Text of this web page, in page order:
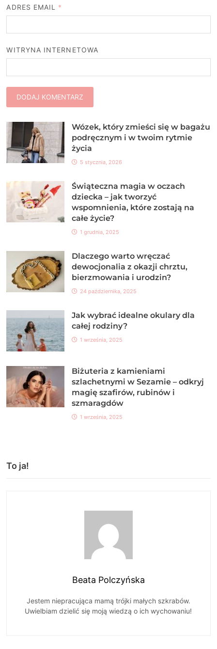
ADRES EMAIL *
WITRYNA INTERNETOWA
Wózek, który zmieści się w bagażu
podręcznym i w twoim rytmie
życia
5 stycznia, 2026
Świąteczna magia w oczach
dziecka – jak tworzyć
wspomnienia, które zostają na
całe życie?
1 grudnia, 2025
Dlaczego warto wręczać
dewocjonalia z okazji chrztu,
bierzmowania i urodzin?
24 października, 2025
Jak wybrać idealne okulary dla
całej rodziny?
1 września, 2025
Biżuteria z kamieniami
szlachetnymi w Sezamie – odkryj
magię szafirów, rubinów i
szmaragdów
1 września, 2025
To ja!
Beata Polczyńska
Jestem niepracująca mamą trójki małych szkrabów.
Uwielbiam dzielić się moją wiedzą o ich wychowaniu!